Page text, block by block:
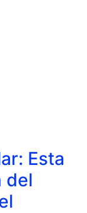
Esta
del